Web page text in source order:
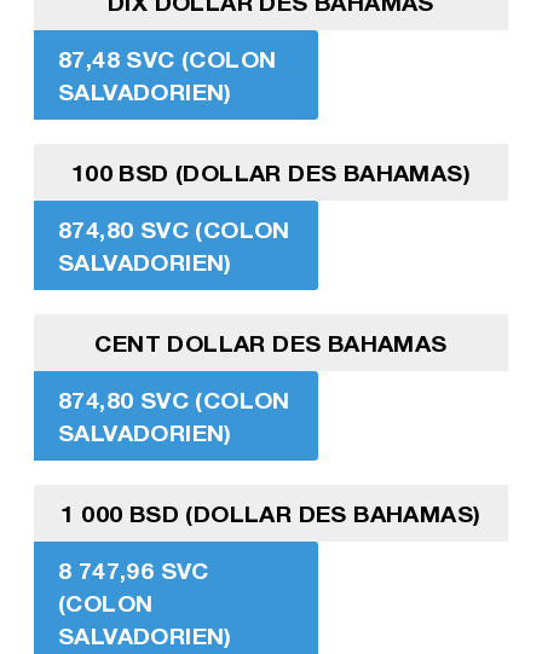
87,48 SVC (COLON
SALVADORIEN)
100 BSD (DOLLAR DES BAHAMAS)
874,80 SVC (COLON
SALVADORIEN)
CENT DOLLAR DES BAHAMAS
874,80 SVC (COLON
SALVADORIEN)
1 000 BSD (DOLLAR DES BAHAMAS)
8 747,96 SVC
(COLON
SALVADORIEN)